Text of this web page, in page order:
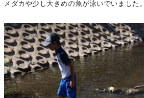
メダカや少し大きめの魚が泳いでいました。